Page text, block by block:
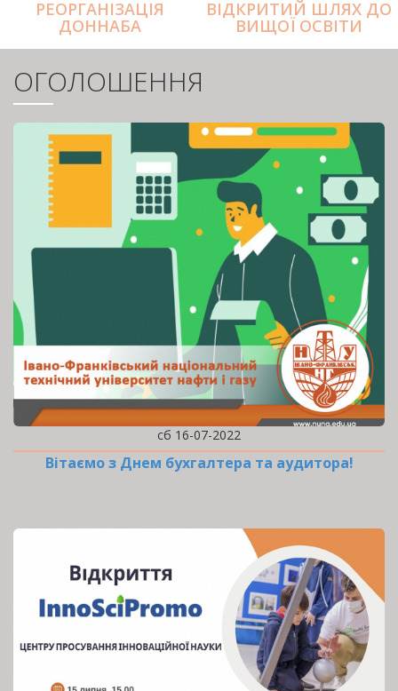
РЕОРГАНІЗАЦІЯ
ДОННАБА
ВІДКРИТИЙ ШЛЯХ ДО
ВИЩОЇ ОСВІТИ
ОГОЛОШЕННЯ
сб 16-07-2022
Вітаємо з Днем бухгалтера та аудитора!